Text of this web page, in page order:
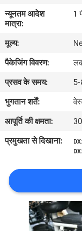
दिखाएँ
हमारे
बारे
में
फैक्टरी
नियंत्रण
न्यूनतम आदेश
मात्रा:
1
मूल्य:
पैकेजिंग विवरण:
प्रसव के समय:
5-
भुगतान शर्तें:
आपूर्ति की क्षमता:
प्रमुखता से दिखाना: